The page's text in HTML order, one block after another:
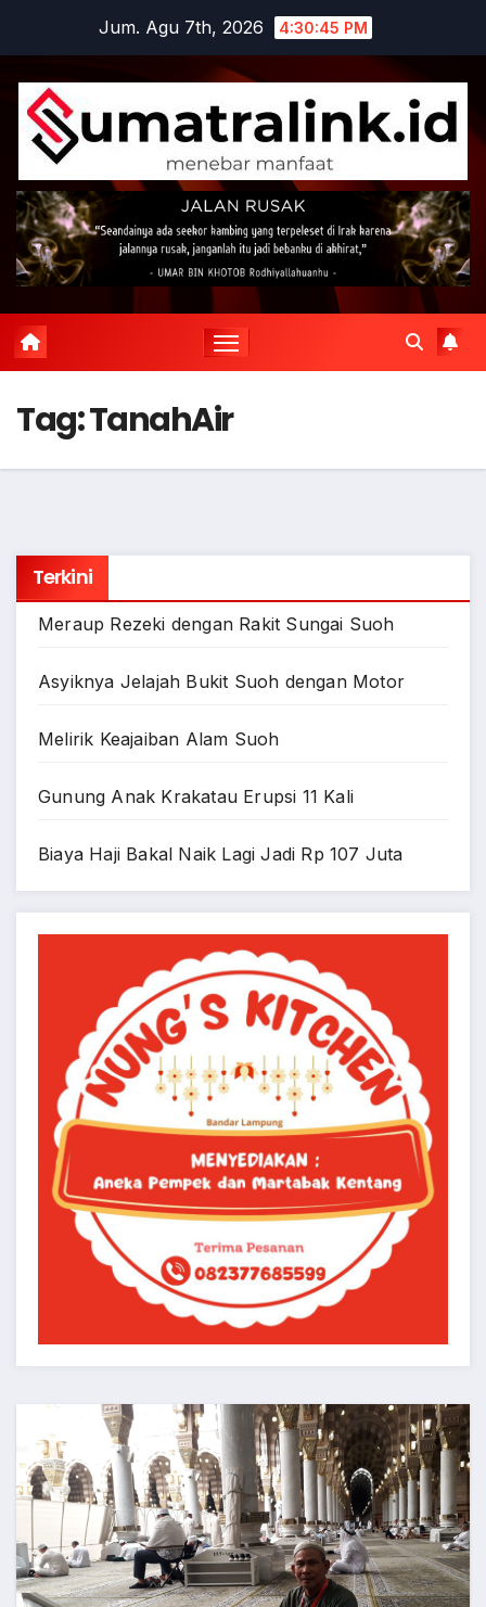
content
Jum. Agu 7th, 2026 4:30:46 PM
Tag:TanahAir
Terkini
Meraup Rezeki dengan Rakit Sungai Suoh
Asyiknya Jelajah Bukit Suoh dengan Motor
Melirik Keajaiban Alam Suoh
Gunung Anak Krakatau Erupsi 11 Kali
Biaya Haji Bakal Naik Lagi Jadi Rp 107 Juta